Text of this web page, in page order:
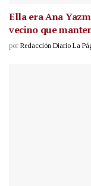
Ella era Ana
vecino que
por Redacción Diario La